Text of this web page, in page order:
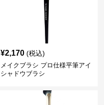
¥2,170 (税込)
メイクブラシ プロ仕様平筆アイ
シャドウブラシ